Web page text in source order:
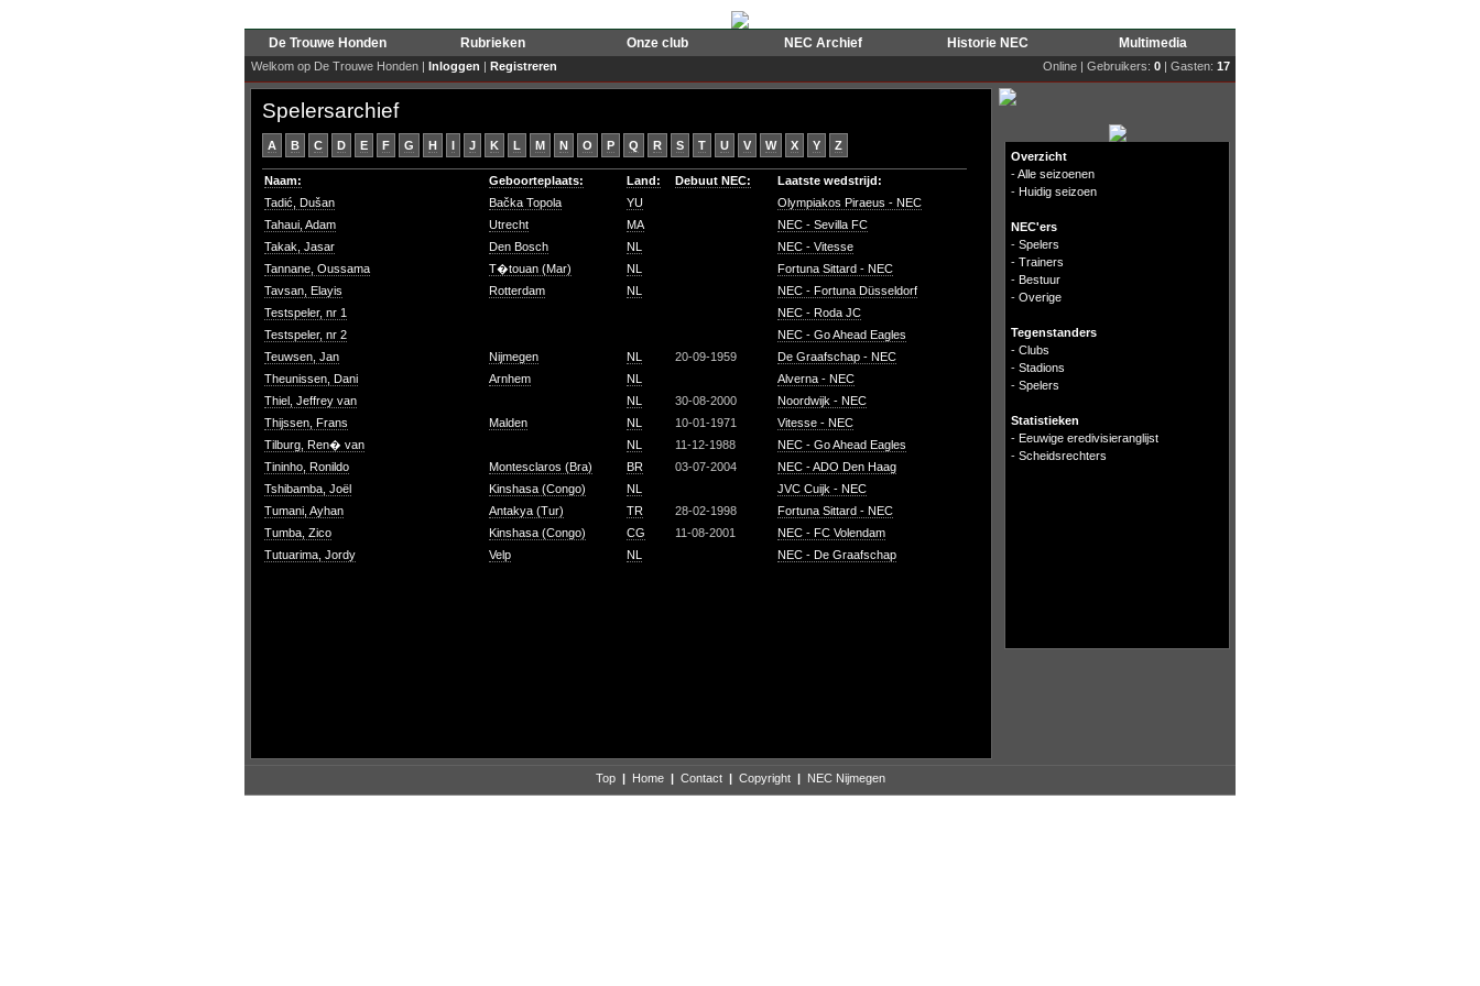
De Trouwe Honden Rubrieken Onze club NEC Archief Historie NEC Multimedia
Welkom op De Trouwe Honden | Inloggen | Registreren Online | Gebruikers: 0 | Gasten: 17
Spelersarchief
A B C D E F G H I J K L M N O P Q R S T U V W X Y Z
Naam: Geboorteplaats: Land: Debuut NEC:
Laatste wedstrijd:
Tadić, Dušan
Bačka Topola YU
Olympiakos Piraeus - NEC
Tahaui, Adam
Utrecht MA
NEC - Sevilla FC
Takak, Jasar
Den Bosch NL
NEC - Vitesse
Tannane, Oussama
T�touan (Mar) NL
Fortuna Sittard - NEC
Tavsan, Elayis
Rotterdam NL
NEC - Fortuna Düsseldorf
Testspeler, nr 1
NEC - Roda JC
Testspeler, nr 2
NEC - Go Ahead Eagles
Teuwsen, Jan
Nijmegen NL 20-09-1959
De Graafschap - NEC
Theunissen, Dani
Arnhem NL
Alverna - NEC
Thiel, Jeffrey van
NL 30-08-2000
Noordwijk - NEC
Thijssen, Frans
Malden NL 10-01-1971
Vitesse - NEC
Tilburg, Ren� van
NL 11-12-1988
NEC - Go Ahead Eagles
Tininho, Ronildo
Montesclaros (Bra) BR 03-07-2004
NEC - ADO Den Haag
Tshibamba, Joël
Kinshasa (Congo) NL
JVC Cuijk - NEC
Tumani, Ayhan
Antakya (Tur) TR 28-02-1998
Fortuna Sittard - NEC
Tumba, Zico
Kinshasa (Congo) CG 11-08-2001
NEC - FC Volendam
Tutuarima, Jordy
Velp NL NEC - De Graafschap
Overzicht
-Alle seizoenen
- Huidig seizoen
NEC'ers
- Spelers
- Trainers
- Bestuur
- Overige
Tegenstanders
- Clubs
- Stadions
- Spelers
Statistieken
- Eeuwige eredivisieranglijst
- Scheidsrechters
Top | Home | Contact | Copyright | NEC Nijmegen